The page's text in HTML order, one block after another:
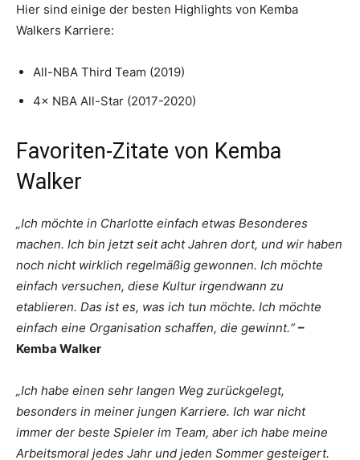
Hier sind einige der besten Highlights von Kemba
Walkers Karriere:
All-NBA Third Team (2019)
4× NBA All-Star (2017-2020)
Favoriten-Zitate von Kemba
Walker
„Ich möchte in Charlotte einfach etwas Besonderes
machen. Ich bin jetzt seit acht Jahren dort, und wir haben
noch nicht wirklich regelmäßig gewonnen. Ich möchte
einfach versuchen, diese Kultur irgendwann zu
etablieren. Das ist es, was ich tun möchte. Ich möchte
einfach eine Organisation schaffen, die gewinnt.“–
Kemba Walker
„Ich habe einen sehr langen Weg zurückgelegt,
besonders in meiner jungen Karriere. Ich war nicht
immer der beste Spieler im Team, aber ich habe meine
Arbeitsmoral jedes Jahr und jeden Sommer gesteigert.